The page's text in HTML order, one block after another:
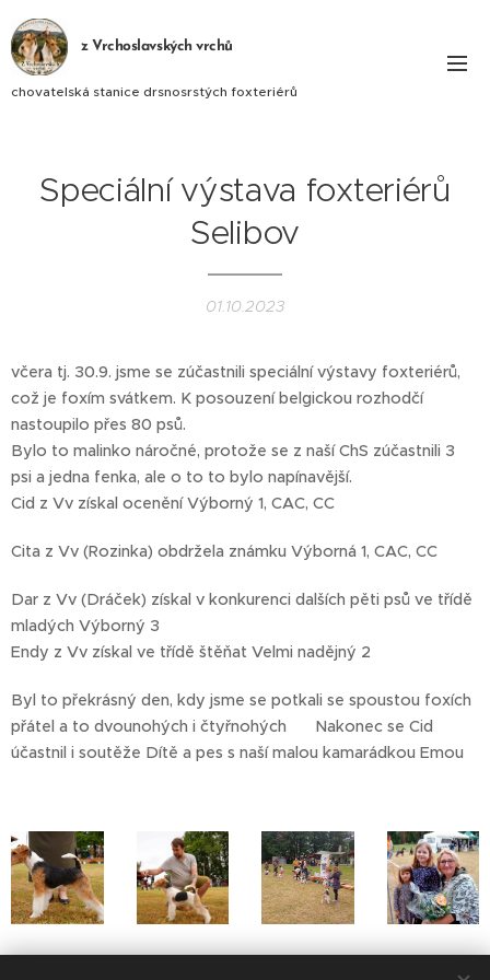
z Vrchoslavských vrchů
chovatelská stanice drsnosrstých foxteriérů
Speciální výstava foxteriérů
Selibov
01.10.2023
včera tj. 30.9. jsme se zúčastnili speciální výstavy foxteriérů,
což je foxím svátkem. K posouzení belgickou rozhodčí
nastoupilo přes 80 psů.
Bylo to malinko náročné, protože se z naší ChS zúčastnili 3
psi a jedna fenka, ale o to to bylo napínavější.
Cid z Vv získal ocenění Výborný 1, CAC, CC
Cita z Vv (Rozinka) obdržela známku Výborná 1, CAC, CC
Dar z Vv (Dráček) získal v konkurenci dalších pěti psů ve třídě
mladých Výborný 3
Endy z Vv získal ve třídě štěňat Velmi nadějný 2
Byl to překrásný den, kdy jsme se potkali se spoustou foxích
přátel a to dvounohých i čtyřnohých 😊 Nakonec se Cid
účastnil i soutěže Dítě a pes s naší malou kamarádkou Emou